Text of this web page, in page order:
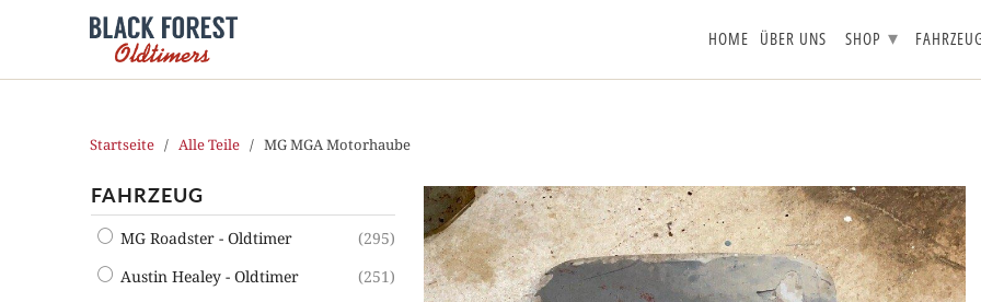
Startseite / Alle Teile / MG MGA Motorhaube
FAHRZEUG
MG Roadster - Oldtimer
(295)
Austin Healey - Oldtimer
(251)
HOME ÜBER UNS SHOP ▾